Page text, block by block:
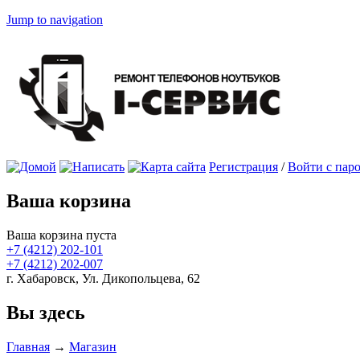
Jump to navigation
Регистрация /Войти с
Ваша корзина
Ваша корзина пуста
+7 (4212) 202-101
+7 (4212) 202-007
г. Хабаровск, Ул. Дикопольцева, 62
Вы здесь
Главная → Магазин